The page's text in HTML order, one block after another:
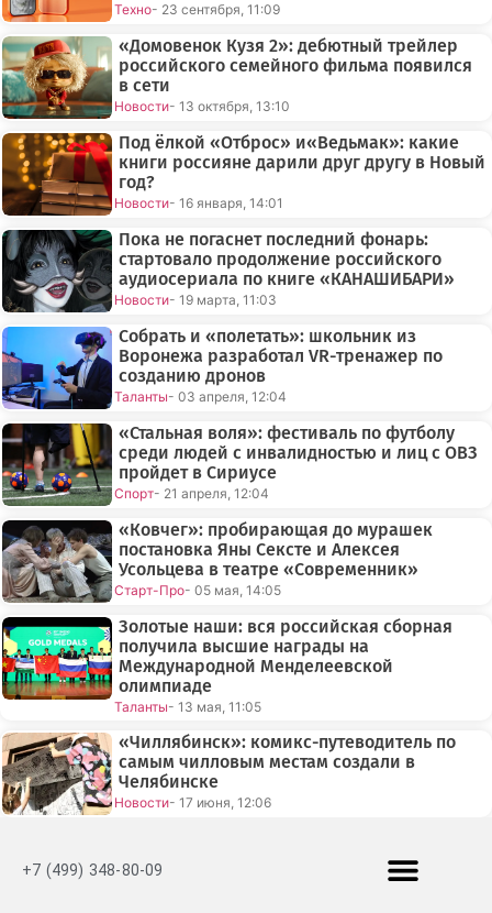
Техно- 23 сентября, 11:09
«Домовенок Кузя 2»: дебютный трейлер
российского семейного фильма появился
в сети
Новости- 13 октября, 13:10
Под ёлкой «Отброс» и«Ведьмак»: какие
книги россияне дарили друг другу в Новый
год?
Новости- 16 января, 14:01
Пока не погаснет последний фонарь:
стартовало продолжение российского
аудиосериала по книге «КАНАШИБАРИ»
Новости- 19 марта, 11:03
Собрать и «полетать»: школьник из
Воронежа разработал VR-тренажер по
созданию дронов
Таланты- 03 апреля, 12:04
«Стальная воля»: фестиваль по футболу
среди людей с инвалидностью и лиц с ОВЗ
пройдет в Сириусе
Спорт- 21 апреля, 12:04
«Ковчег»: пробирающая до мурашек
постановка Яны Сексте и Алексея
Усольцева в театре «Современник»
Старт-Про- 05 мая, 14:05
Золотые наши: вся российская сборная
получила высшие награды на
Международной Менделеевской
олимпиаде
Таланты- 13 мая, 11:05
«Чиллябинск»: комикс-путеводитель по
самым чилловым местам создали в
Челябинске
Новости- 17 июня, 12:06
+7 (499) 348-80-09